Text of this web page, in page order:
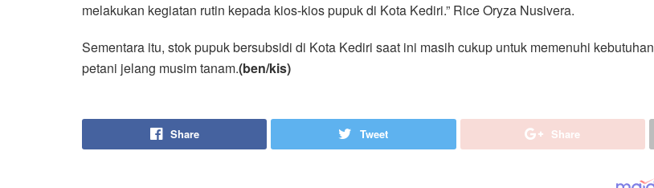
melakukan kegiatan rutin kepada kios-kios pupuk di Kota Kediri.” Rice Oryza Nusivera.
Sementara itu, stok pupuk bersubsidi di Kota Kediri saat ini masih cukup untuk memenuhi kebutuhan
petani jelang musim tanam.(ben/kis)
Share Tweet Share